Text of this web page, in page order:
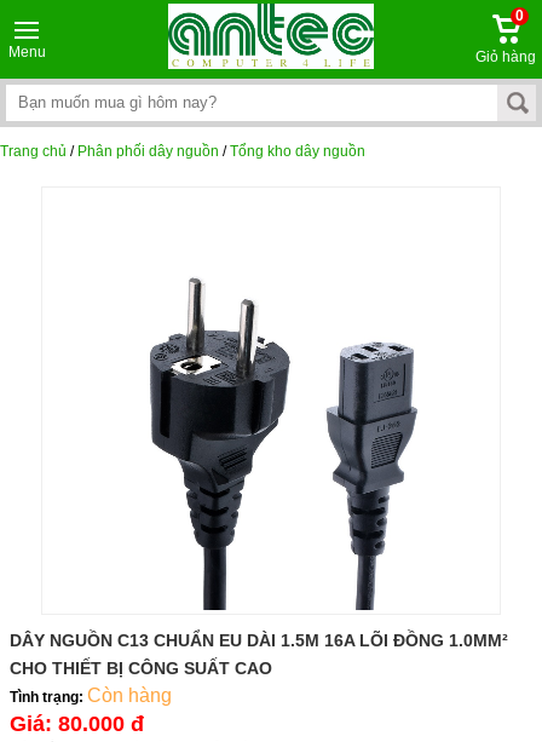
Menu
0
Giỏ hàng
Trang chủ / Phân phối dây nguồn /Tổng kho dây nguồn
DÂY NGUỒN C13 CHUẨN EU DÀI 1.5M 16A LÕI ĐỒNG 1.0MM²
CHO THIẾT BỊ CÔNG SUẤT CAO
Tình trạng: Còn hàng
Giá: 80.000 đ